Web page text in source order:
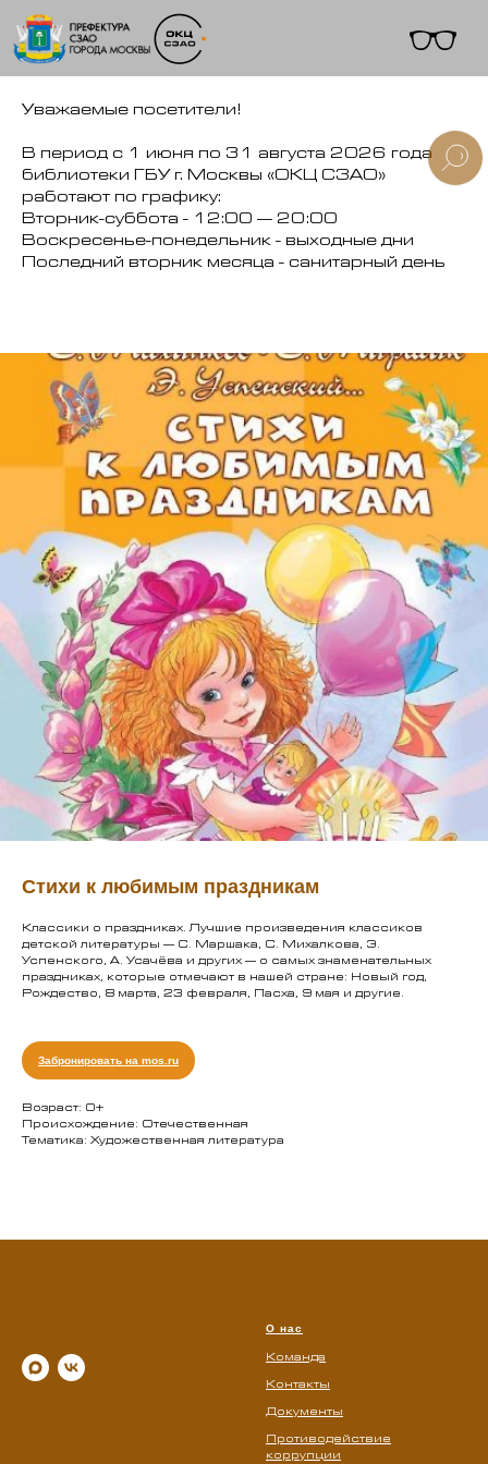
+7 (495) 495-91-10
Уважаемые посетители!
В период с 1 июня по 31 августа 2026 года
библиотеки ГБУ г. Москвы «ОКЦ СЗАО»
работают по графику:
Вторник-суббота - 12:00 — 20:00
Воскресенье-понедельник - выходные дни
Последний вторник месяца - санитарный день
Стихи к любимым праздникам
Классики о праздниках. Лучшие произведения классиков
детской литературы — С. Маршака, С. Михалкова, Э.
Успенского, А. Усачёва и других — о самых знаменательных
праздниках, которые отмечают в нашей стране: Новый год,
Рождество, 8 марта, 23 февраля, Пасха, 9 мая и другие.
Забронировать на mos.ru
Возраст: 0+
Происхождение: Отечественная
Тематика: Художественная литература
О нас
Команда
Контакты
Документы
Противодействие
коррупции